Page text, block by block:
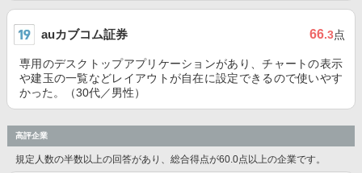
auカブコム証券 66.3点
専用のデスクトップアプリケーションがあり、チャートの表示
や建玉の一覧などレイアウトが自在に設定できるので使いやす
かった。（30代／男性）
高評企業
規定人数の半数以上の回答があり、総合得点が60.0点以上の企業です。